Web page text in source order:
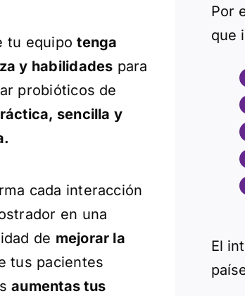
tu equipotenga
y habilidades para
probióticos de
sencilla y
cada interacción
en una
de mejorar la
tus pacientes
aumentas tus
Por
que
El